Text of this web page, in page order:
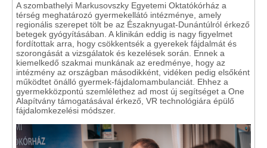
A szombathelyi Markusovszky Egyetemi Oktatókórház a
térség meghatározó gyermekellátó intézménye, amely
regionális szerepet tölt be az Északnyugat-Dunántúlról érkező
betegek gyógyításában. A klinikán eddig is nagy figyelmet
fordítottak arra, hogy csökkentsék a gyerekek fájdalmát és
szorongását a vizsgálatok és kezelések során. Ennek a
kiemelkedő szakmai munkának az eredménye, hogy az
intézmény az országban másodikként, vidéken pedig elsőként
működtet önálló gyermek-fájdalomambulanciát. Ehhez a
gyermekközpontú szemlélethez ad most új segítséget a One
Alapítvány támogatásával érkező, VR technológiára épülő
fájdalomkezelési módszer.